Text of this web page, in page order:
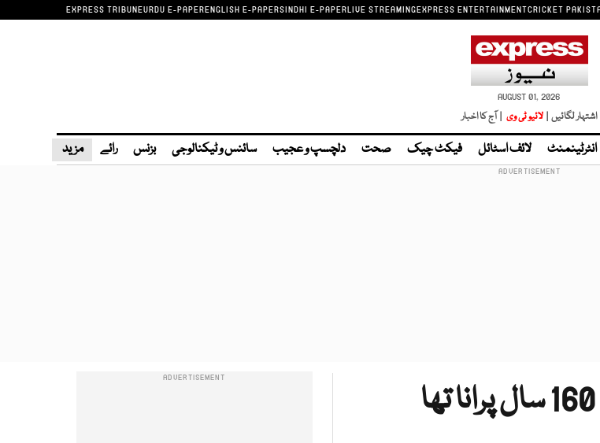
EXPRESS TRIBUNEURDU E-PAPERENGLISH E-PAPERSINDHI E-PAPERLIVE STREAMINGEXPRESS ENTERTAINMENTCRICKET
AUGUST 01, 2026
اشتہار لگائیں | لائیو ٹی وی | آج کا اخبار
انٹرٹینمنٹ لائف اسٹائل فیکٹ چیک صحت دلچسپ و عجیب سائنس و ٹیکنالوجی بزنس رائے مزید